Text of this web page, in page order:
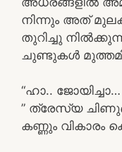
നിന്നും അത്
തുറിച്ചു
ചുണ്ടുകൾ
“ഹാ..
” ത്രേസ്യ
കണ്ണും